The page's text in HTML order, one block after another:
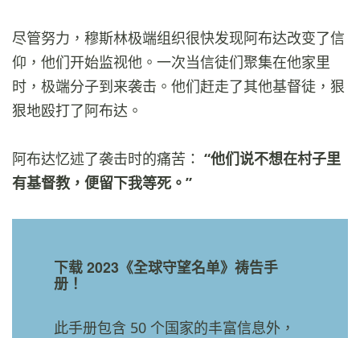
尽管努力，穆斯林极端组织很快发现阿布达改变了信
仰，他们开始监视他。一次当信徒们聚集在他家里
时，极端分子到来袭击。他们赶走了其他基督徒，狠
狠地殴打了阿布达。
阿布达忆述了袭击时的痛苦： “他们说不想在村子里
有基督教，便留下我等死。”
下载 2023《全球守望名单》祷告手
册！
此手册包含 50 个国家的丰富信息外，